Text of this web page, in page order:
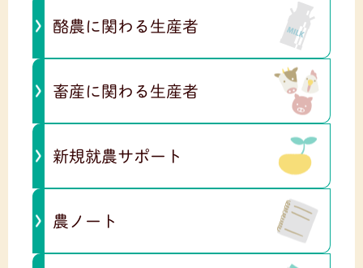
酪農に関わる生産者
畜産に関わる生産者
新規就農サポート
農ノート